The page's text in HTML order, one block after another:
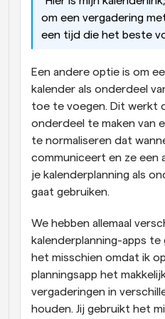
om een vergadering
een tijd die het beste
Een andere optie is om
kalender als onderdeel
toe te voegen. Dit werkt
onderdeel te maken van
te normaliseren dat
communiceert en ze een
je kalenderplanning als
gaat gebruiken.
We hebben allemaal
kalenderplanning-apps te
het misschien omdat ik
planningsapp het
vergaderingen in
houden. Jij gebruikt het